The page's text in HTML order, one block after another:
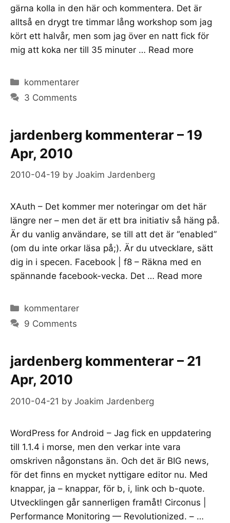
gärna kolla in den här och kommentera. Det är
alltså en drygt tre timmar lång workshop som jag
kört ett halvår, men som jag över en natt fick för
mig att koka ner till 35 minuter … Read more
Categories
kommentarer
3 Comments
jardenberg kommenterar – 19
Apr, 2010
2010-04-19 by Joakim Jardenberg
XAuth – Det kommer mer noteringar om det här
längre ner – men det är ett bra initiativ så häng på.
Är du vanlig användare, se till att det är “enabled”
(om du inte orkar läsa på;). Är du utvecklare, sätt
dig in i specen. Facebook | f8 – Räkna med en
spännande facebook-vecka. Det … Read more
Categories
kommentarer
9 Comments
jardenberg kommenterar – 21
Apr, 2010
2010-04-21 by Joakim Jardenberg
WordPress for Android – Jag fick en uppdatering
till 1.1.4 i morse, men den verkar inte vara
omskriven någonstans än. Och det är BIG news,
för det finns en mycket nyttigare editor nu. Med
knappar, ja – knappar, för b, i, link och b-quote.
Utvecklingen går sannerligen framåt! Circonus |
Performance Monitoring — Revolutionized. – …